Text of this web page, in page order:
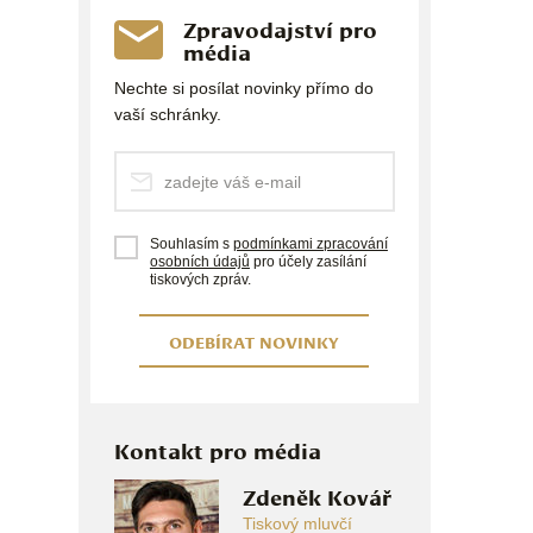
Zpravodajství pro
média
Nechte si posílat novinky přímo do
vaší schránky.
Souhlasím s podmínkami zpracování
osobních údajů pro účely zasílání
tiskových zpráv.
ODEBÍRAT NOVINKY
Kontakt pro média
Zdeněk Kovář
Tiskový mluvčí